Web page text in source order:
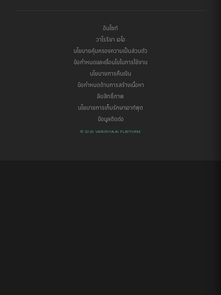
อินไซท์
วาโรริยา เอไอ
นโยบายคุ้มครองความเป็นส่วนตัว
ข้อกำหนดและเงื่อนไขในการใช้งาน
นโยบายการคืนเงิน
ข้อกำหนดด้านการสร้างเนื้อหา
ลิขสิทธิ์ภาพ
นโยบายการเก็บรักษาเอาท์พุต
ข้อมูลติดต่อ
© 2026 VARORIYA AI PLATFORM